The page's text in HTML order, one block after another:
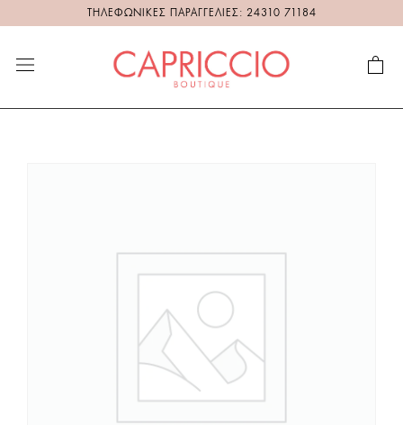
ΤΗΛΕΦΩΝΙΚΕΣ ΠΑΡΑΓΓΕΛΙΕΣ: 24310 71184